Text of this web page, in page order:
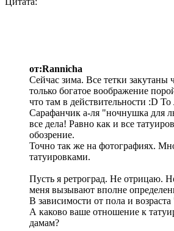
от:Rannicha
Сейчас зима. Все тетки закутаны
только богатое воображение
что там в действительности :D
Сарафанчик а-ля "ночнушка для
все дела! Равно как и все
обозрение.
Точно так же на фотографиях.
татуировками.
Пусть я ретроград. Не отрицаю.
меня вызывают вполне
В зависимости от пола и
А каково ваше отношение к
дамам?